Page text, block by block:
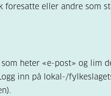
foresatte eller andre som
heter «e-post» og lim
inn på lokal-/